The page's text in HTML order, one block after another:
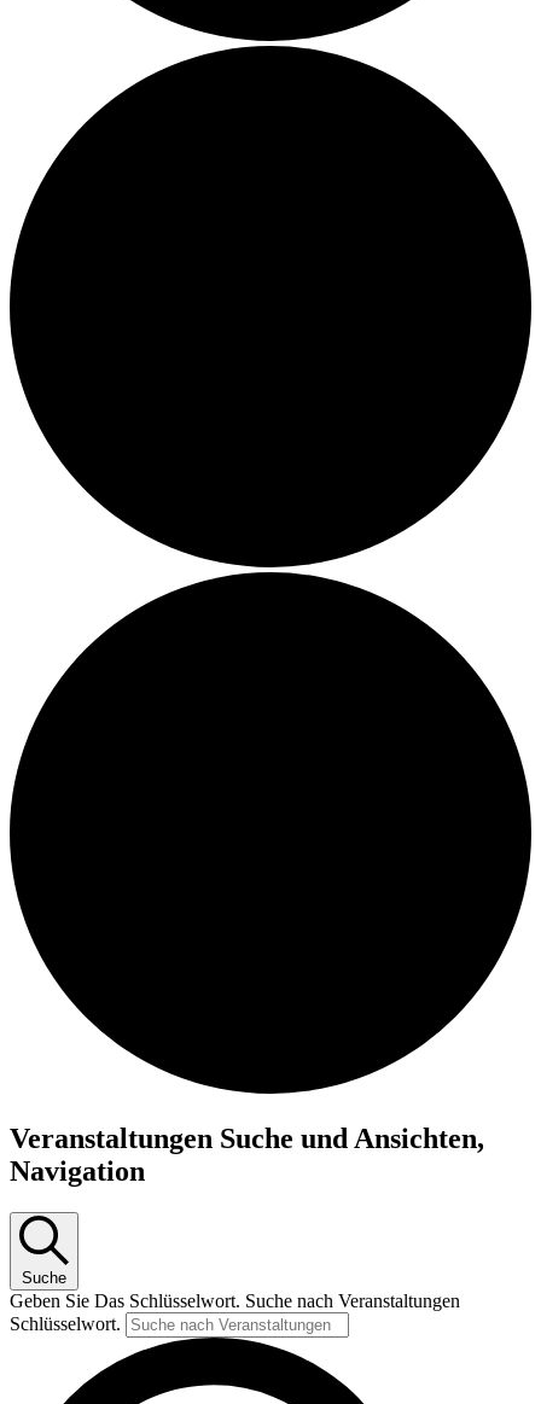
Veranstaltungen Suche und Ansichten,
Navigation
Suche
Geben Sie Das Schlüsselwort. Suche nach Veranstaltungen
Schlüsselwort.